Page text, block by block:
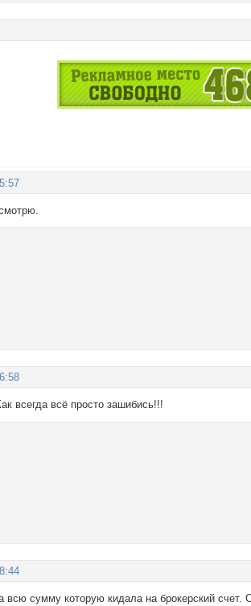
всегда всё просто зашибись!!!
сумму которую кидала на брокерский счет.